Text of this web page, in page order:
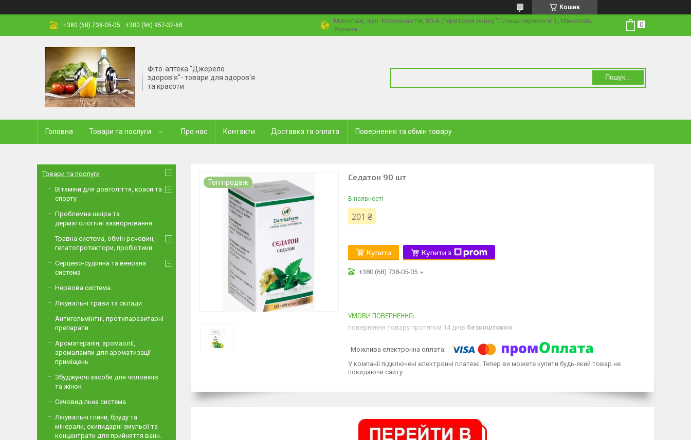
Кошик
+380 (68) 738-05-05 +380 (96) 957-37-68
Миколаїв, вул. Космонавтів, 80-А (територія ринку "Площа перемоги"),, Миколаїв,
Україна
Фіто-аптека "Джерело
здоров'я"- товари для здоров'я
та красоти
Пошук...
Головна Товари та послуги Про нас Контакти Доставка та оплата Повернення та обмін товару
Топ продаж
Седатон 90 шт
В наявності
201 ₴
Купити Купити з
+380 (68) 738-05-05
повернення товару протягом 14 днів безкоштовно
У компанії підключені електронні платежі. Тепер ви можете купити будь-який товар не
покидаючи сайту.
Товари та послуги
Вітаміни для довголіття, краси та
спорту
Проблемна шкіра та
дерматологічні захворювання.
Травна система, обмін речовин,
гепатопротектори, пробіотики.
Серцево-судинна та венозна
система
Нервова система.
Лікувальні трави та склади
Антигельмінтні, протипаразитарні
препарати
Ароматерапія, аромаолії,
аромалампи для ароматизації
приміщень
Збуджуючі засоби для чоловіків
та жінок
Сечовидільна система
Лікувальні глини, бруду та
мінерали, скипидарні емульсії та
концентрати для прийняття ванн.